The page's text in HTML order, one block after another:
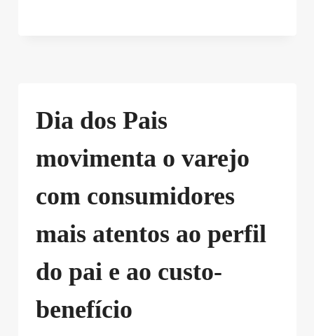
Dia dos Pais
movimenta o varejo
com consumidores
mais atentos ao perfil
do pai e ao custo-
benefício